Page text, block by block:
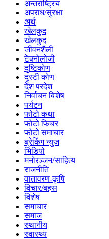
अन्तर्राष्ट्रिय
अपराध/सुरक्षा
अर्थ
खेलकुद
खेलकुद
जीवनशैली
टेक्नोलोजी
दृष्टिकोण
दृस्टी कोण
देश परदेश
निर्वाचन बिशेष
पर्यटन
फोटो कथा
फोटो फिचर
फोटो समाचार
ब्रेकिंग न्युज
भिडियो
मनोरञ्जन/साहित्य
राजनीति
वातावरण-कृषि
विचार/बहस
विशेष
समाचार
समाज
स्थानीय
स्वास्थ्य